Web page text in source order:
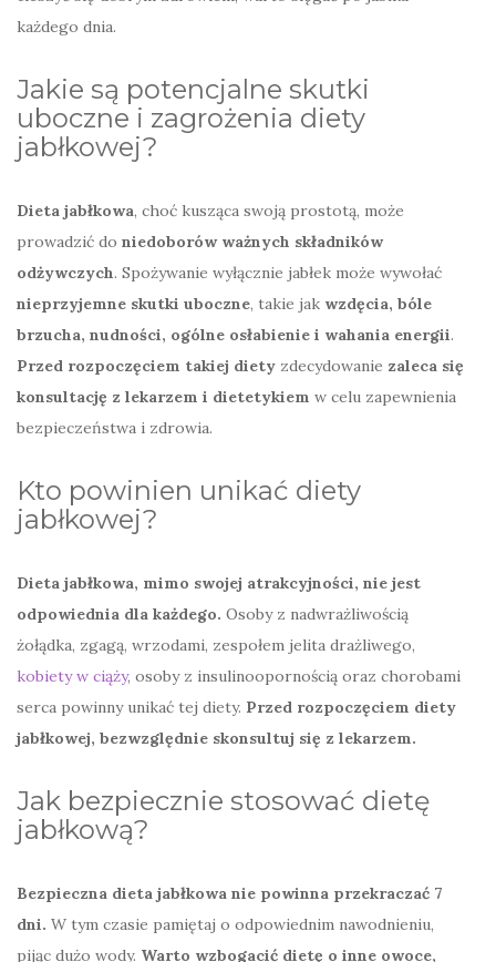
każdego dnia.
Jakie są potencjalne skutki
uboczne i zagrożenia diety
jabłkowej?
Dieta jabłkowa, choć kusząca swoją prostotą, może
prowadzić do niedoborów ważnych składników
odżywczych. Spożywanie wyłącznie jabłek może wywołać
nieprzyjemne skutki uboczne, takie jak wzdęcia, bóle
brzucha, nudności, ogólne osłabienie i wahania energii.
Przed rozpoczęciem takiej diety zdecydowanie zaleca się
konsultację z lekarzem i dietetykiem w celu zapewnienia
bezpieczeństwa i zdrowia.
Kto powinien unikać diety
jabłkowej?
Dieta jabłkowa, mimo swojej atrakcyjności, nie jest
odpowiednia dla każdego. Osoby z nadwrażliwością
żołądka, zgagą, wrzodami, zespołem jelita drażliwego,
kobiety w ciąży, osoby z insulinoopornością oraz chorobami
serca powinny unikać tej diety. Przed rozpoczęciem diety
jabłkowej, bezwzględnie skonsultuj się z lekarzem.
Jak bezpiecznie stosować dietę
jabłkową?
Bezpieczna dieta jabłkowa nie powinna przekraczać 7
dni. W tym czasie pamiętaj o odpowiednim nawodnieniu,
pijąc dużo wody. Warto wzbogacić dietę o inne owoce,